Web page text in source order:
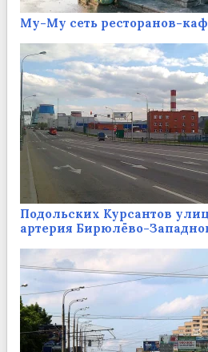
Му-Му сеть ресторанов-
Подольских Курсантов
артерия Бирюлёво-